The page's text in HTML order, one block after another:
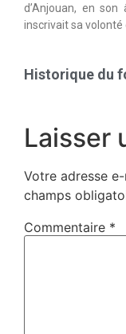
d’Anjouan, en
inscrivait sa volonté
Historique du
Laisser
Votre adresse
champs
Commentaire *